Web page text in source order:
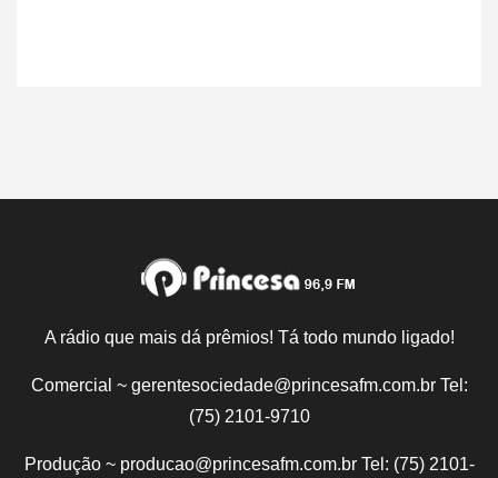
A rádio que mais dá prêmios! Tá todo mundo ligado!
Comercial ~ gerentesociedade@princesafm.com.br Tel:
(75) 2101-9710
Produção ~ producao@princesafm.com.br Tel: (75) 2101-